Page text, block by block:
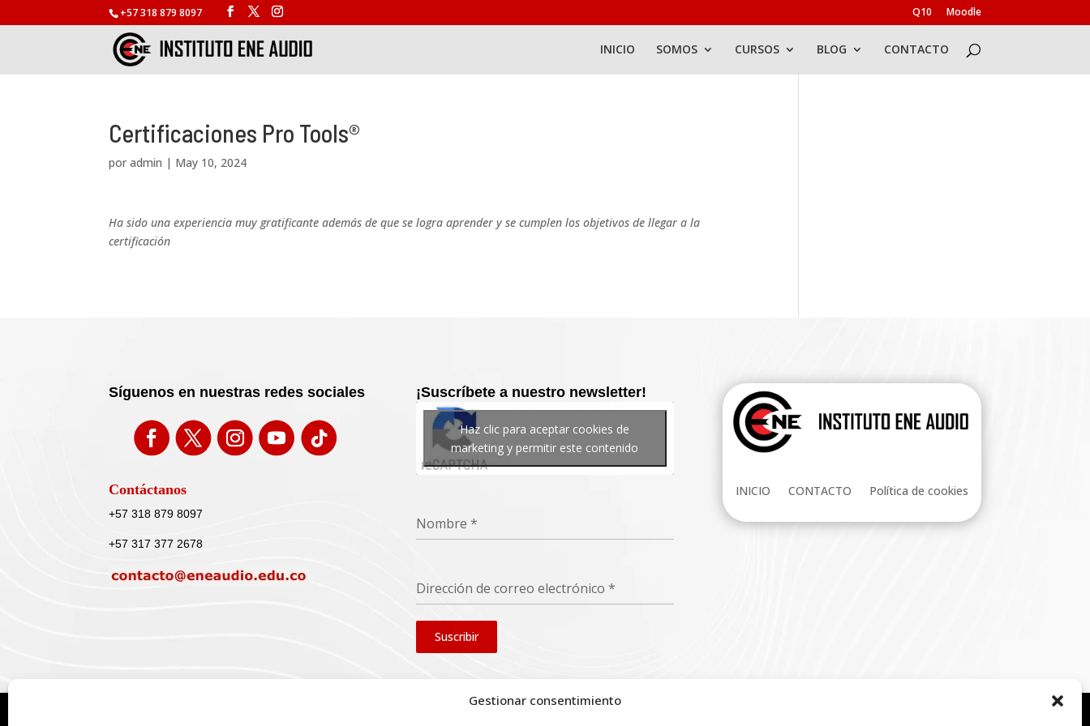
Gestionar consentimiento
+57 318 879 8097 Q10 Moodle
INICIO SOMOS CURSOS BLOG CONTACTO
Certificaciones Pro Tools®
poradmin | May 10, 2024
Ha sido una experiencia muy gratificante además de que se logra aprender y se cumplen los objetivos de llegar a la
certificación
Síguenos en nuestras redes sociales
Contáctanos
+57 318 879 8097
+57 317 377 2678
¡Suscríbete a nuestro newsletter!
Haz clic para aceptar cookies de
marketing y permitir este contenido
Nombre *
Dirección de correo electrónico *
Suscribir
INICIO CONTACTO Política de cookies